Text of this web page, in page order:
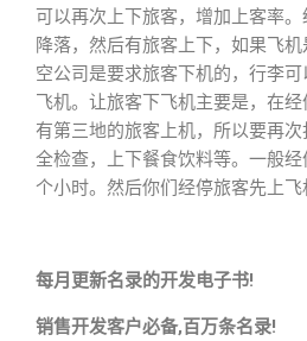
可以再次上下旅客，增加上客率
降落，然后有旅客上下，如果飞
空公司是要求旅客下机的，行李
飞机。让旅客下飞机主要是，在
有第三地的旅客上机，所以要再
全检查，上下餐食饮料等。一般
个小时。然后你们经停旅客先上飞
每月更新名录的开发电子书!
销售开发客户必备,百万条名录!